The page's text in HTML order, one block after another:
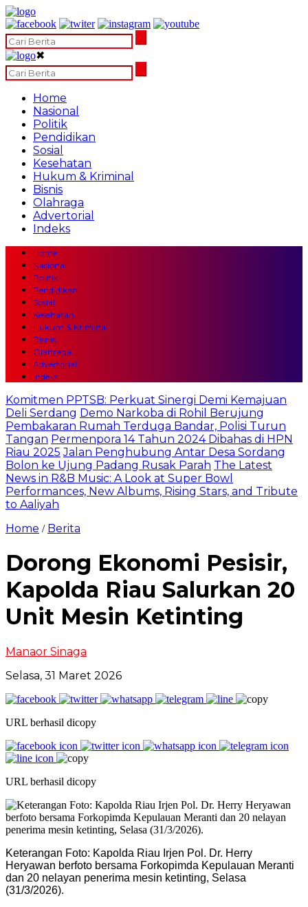
✖
Home
Nasional
Politik
Pendidikan
Sosial
Kesehatan
Hukum & Kriminal
Bisnis
Olahraga
Advertorial
Indeks
Home
Nasional
Politik
Pendidikan
Sosial
Kesehatan
Hukum & Kriminal
Bisnis
Olahraga
Advertorial
Indeks
Komitmen PPTSB: Perkuat Sinergi Demi Kemajuan
Deli Serdang Demo Narkoba di Rohil Berujung
Pembakaran Rumah Terduga Bandar, Polisi Turun
Tangan Permenpora 14 Tahun 2024 Dibahas di HPN
Riau 2025 Jalan Penghubung Antar Desa Sordang
Bolon ke Ujung Padang Rusak Parah The Latest
News in R&B Music: A Look at Super Bowl
Performances, New Albums, Rising Stars, and Tribute
to Aaliyah
Home / Berita
Dorong Ekonomi Pesisir,
Kapolda Riau Salurkan 20
Unit Mesin Ketinting
Manaor Sinaga
Selasa, 31 Maret 2026
URL berhasil dicopy
URL berhasil dicopy
Keterangan Foto: Kapolda Riau Irjen Pol. Dr. Herry
Heryawan berfoto bersama Forkopimda Kepulauan Meranti
dan 20 nelayan penerima mesin ketinting, Selasa
(31/3/2026).